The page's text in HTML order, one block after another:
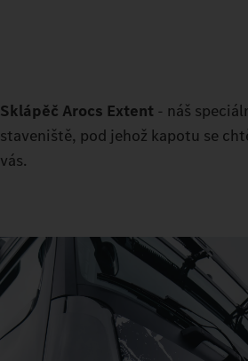
Sklápěč Arocs Extent - náš
staveniště, pod jehož kapotu se
vás.